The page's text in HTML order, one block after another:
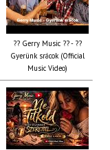
?? Gerry Music ?? - ??
Gyerünk srácok (Official
Music Video)